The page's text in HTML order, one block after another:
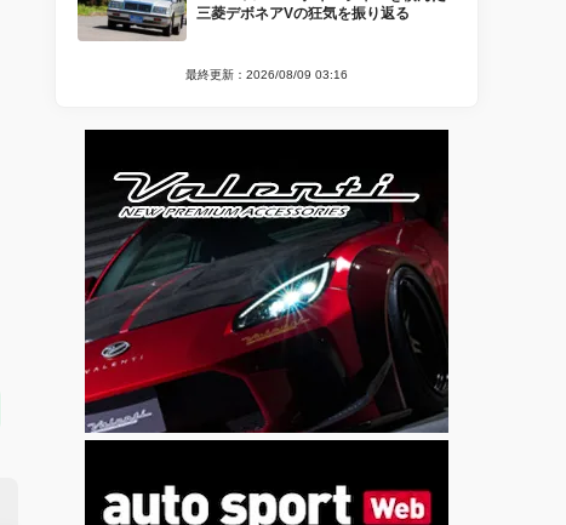
三菱デボネアVの狂気を振り返る
最終更新：2026/08/09 03:16